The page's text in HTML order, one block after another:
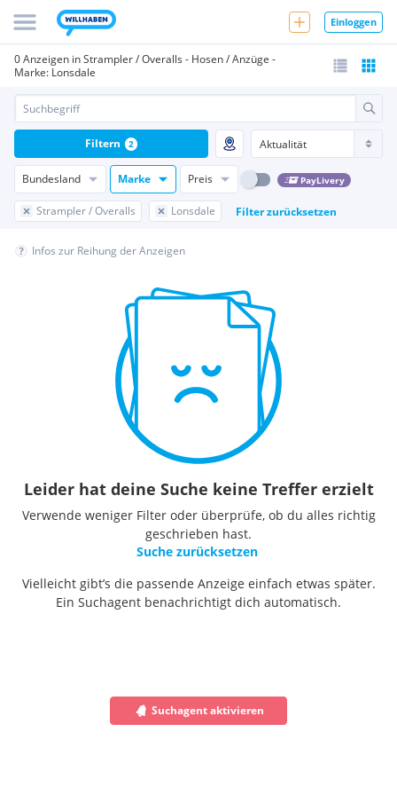
Einloggen
0 Anzeigen in Strampler / Overalls - Hosen / Anzüge -
Marke: Lonsdale
Bundesland Marke Preis PayLivery
Strampler / Overalls Lonsdale Filter zurücksetzen
Filtern 2
Infos zur Reihung der Anzeigen
Leider hat deine Suche keine Treffer erzielt
Verwende weniger Filter oder überprüfe, ob du alles richtig
geschrieben hast.
Suche zurücksetzen
Vielleicht gibt’s die passende Anzeige einfach etwas später.
Ein Suchagent benachrichtigt dich automatisch.
Suchagent aktivieren